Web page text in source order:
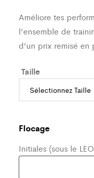
Améliore tes
l’ensemble de
d’un prix remisé en
Taille
Flocage
Initiales (sous le